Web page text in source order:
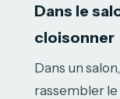
Dans le
cloisonner
Dans un
rassembler le